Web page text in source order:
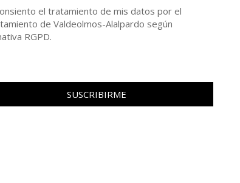
el tratamiento de mis datos por el
de Valdeolmos-Alalpardo según
RGPD.